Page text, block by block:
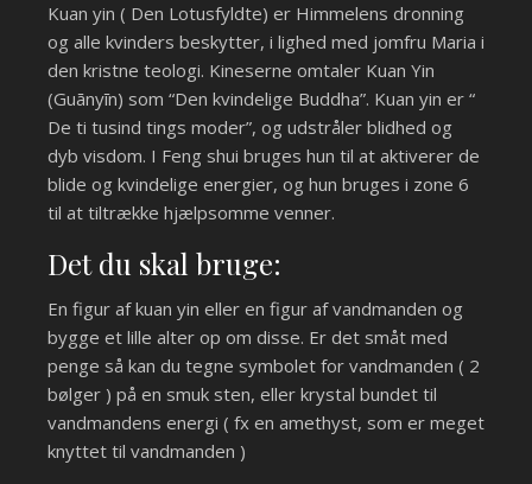
Kuan yin ( Den Lotusfyldte) er Himmelens dronning
og alle kvinders beskytter, i lighed med jomfru Maria i
den kristne teologi. Kineserne omtaler Kuan Yin
(Guānyīn) som “Den kvindelige Buddha”. Kuan yin er “
De ti tusind tings moder”, og udstråler blidhed og
dyb visdom. I Feng shui bruges hun til at aktiverer de
blide og kvindelige energier, og hun bruges i zone 6
til at tiltrække hjælpsomme venner.
Det du skal bruge:
En figur af kuan yin eller en figur af vandmanden og
bygge et lille alter op om disse. Er det småt med
penge så kan du tegne symbolet for vandmanden ( 2
bølger ) på en smuk sten, eller krystal bundet til
vandmandens energi ( fx en amethyst, som er meget
knyttet til vandmanden )